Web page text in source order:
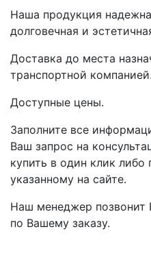
Наша продукция
долговечная и
Доставка до места
транспортной компанией.
Доступные цены.
Заполните все
Ваш запрос на
купить в один клик либо
указанному на сайте.
Наш менеджер позвонит
по Вашему заказу.